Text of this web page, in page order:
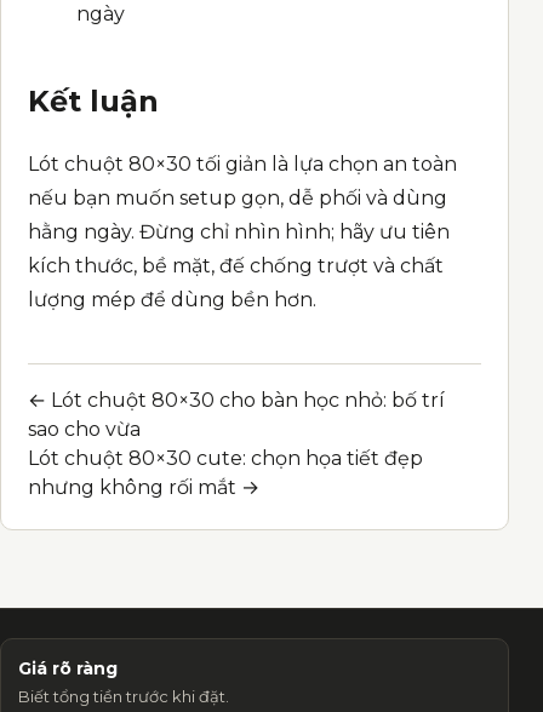
ngày
Kết luận
Lót chuột 80×30 tối giản là lựa chọn an toàn
nếu bạn muốn setup gọn, dễ phối và dùng
hằng ngày. Đừng chỉ nhìn hình; hãy ưu tiên
kích thước, bề mặt, đế chống trượt và chất
lượng mép để dùng bền hơn.
Post navigation
← Lót chuột 80×30 cho bàn học nhỏ: bố trí
sao cho vừa
Lót chuột 80×30 cute: chọn họa tiết đẹp
nhưng không rối mắt →
Giá rõ ràng
Biết tổng tiền trước khi đặt.